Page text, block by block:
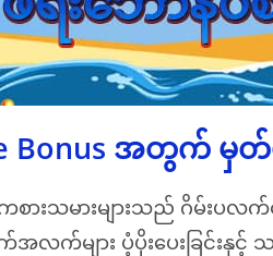
Bonus အတွက် မှ
းသမားများသည် ဂိမ်းပလက်ဖ
က်များ ပံ့ပိုးပေးခြင်းနှ